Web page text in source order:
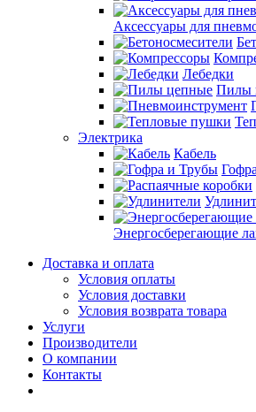
Аксессуары для
Лебедки
Пилы
Электрика
Кабель
Энергосберегающие
Доставка и оплата
Условия оплаты
Условия доставки
Условия возврата товара
Услуги
Производители
О компании
Контакты